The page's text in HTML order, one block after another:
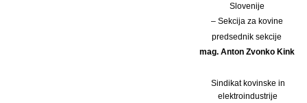
Slovenije
– Sekcija za kovine
predsednik sekcije
mag. Anton Zvonko Kink
Sindikat kovinske in
elektroindustrije